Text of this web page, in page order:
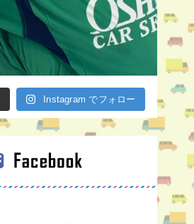
Instagram でフォロー